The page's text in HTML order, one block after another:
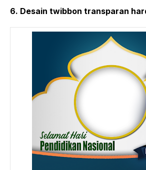
6. Desain twibbon transparan